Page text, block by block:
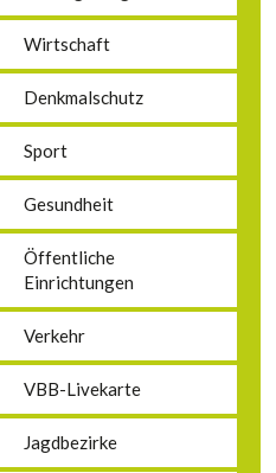
Wirtschaft
Denkmalschutz
Sport
Gesundheit
Öffentliche
Einrichtungen
Verkehr
VBB-Livekarte
Jagdbezirke